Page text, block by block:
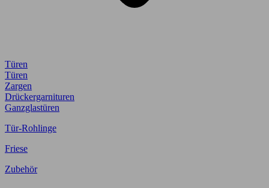
Türen
Türen
Zargen
Drückergarnituren
Ganzglastüren
Tür-Rohlinge
Friese
Zubehör